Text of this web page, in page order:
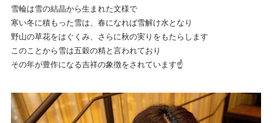
雪輪は雪の結晶から生まれた文様で
寒い冬に積もった雪は、春になれば雪解け水となり
野山の草花をはぐくみ、さらに秋の実りをもたらします
このことから雪は五穀の精と言われており
その年が豊作になる吉祥の象徴をされています☝